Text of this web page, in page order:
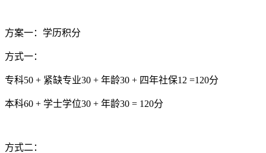
方案一：学历积分
方式一：
专科50 + 紧缺专业30 + 年龄30 + 四年社保12 =120分
本科60 + 学士学位30 + 年龄30 = 120分
方式二：